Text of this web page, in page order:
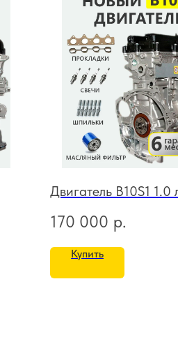
Двигатель B10S1 1.0
170 000 р.
Купить